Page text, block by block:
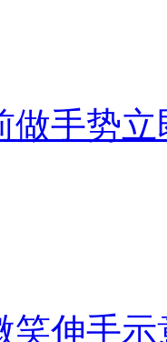
做手势立
笑伸手示